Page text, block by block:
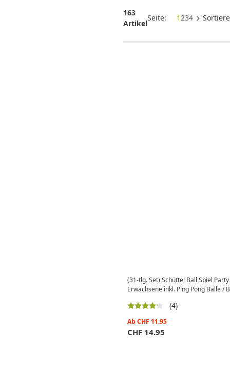
163
Artikel
Seite: 1234
(31-tlg. Set) Schüttel Ball Spiel
Erwachsene inkl. Ping Pong Bälle /
(4)
Ab CHF 11.95
CHF 14.95